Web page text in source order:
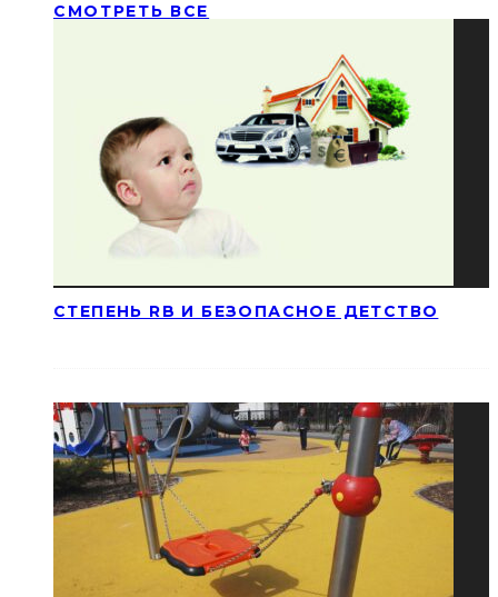
СМОТРЕТЬ ВСЕ
СТЕПЕНЬ RB И БЕЗОПАСНОЕ ДЕТСТВО